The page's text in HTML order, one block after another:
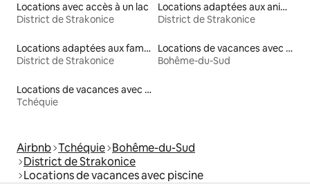
Locations avec accès à un lac
District de Strakonice
Locations adaptées aux animaux
District de Strakonice
Locations adaptées aux familles
District de Strakonice
Locations de vacances avec piscine
Bohême-du-Sud
Locations de vacances avec piscine
Tchéquie
Airbnb Tchéquie Bohême-du-Sud
District de Strakonice
Locations de vacances avec piscine